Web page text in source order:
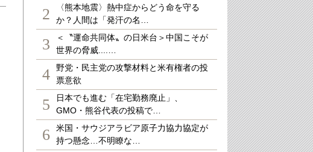
2
〈熊本地震〉熱中症からどう命を守る
か？人間は「発汗の名…
3
＜〝運命共同体〟の日米台＞中国こそが
世界の脅威....…
4
野党・民主党の攻撃材料と米有権者の投
票意欲
5
日本でも進む「在宅勤務廃止」、
GMO・熊谷代表の投稿で…
6
米国・サウジアラビア原子力協力協定が
持つ懸念…不明瞭な…